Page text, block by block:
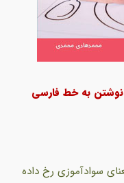
به خط فارسی
سوادآموزی رخ داده